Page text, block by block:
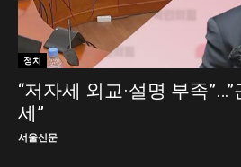
정치
“저자세 외교·설명 부족
세”
서울신문